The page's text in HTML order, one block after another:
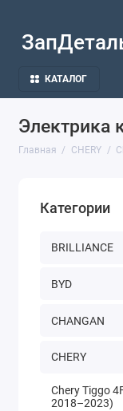
КАТАЛОГ
Электрика
Главная CHERY
Категории
BRILLIANCE
BYD
CHANGAN
CHERY
Chery Tiggo
2018–2023)